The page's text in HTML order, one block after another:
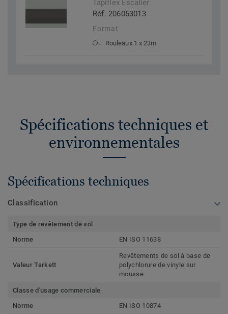
Tapiflex Escalier
Réf. 206053013
Format
Rouleaux 1 x 23m
Spécifications techniques et
environnementales
Spécifications techniques
Classification
Type de revêtement de sol
Norme
EN ISO 11638
Valeur Tarkett
Revêtements de sol à base de
polychlorure de vinyle sur
mousse
Classe d'usage commerciale
Norme
EN ISO 10874